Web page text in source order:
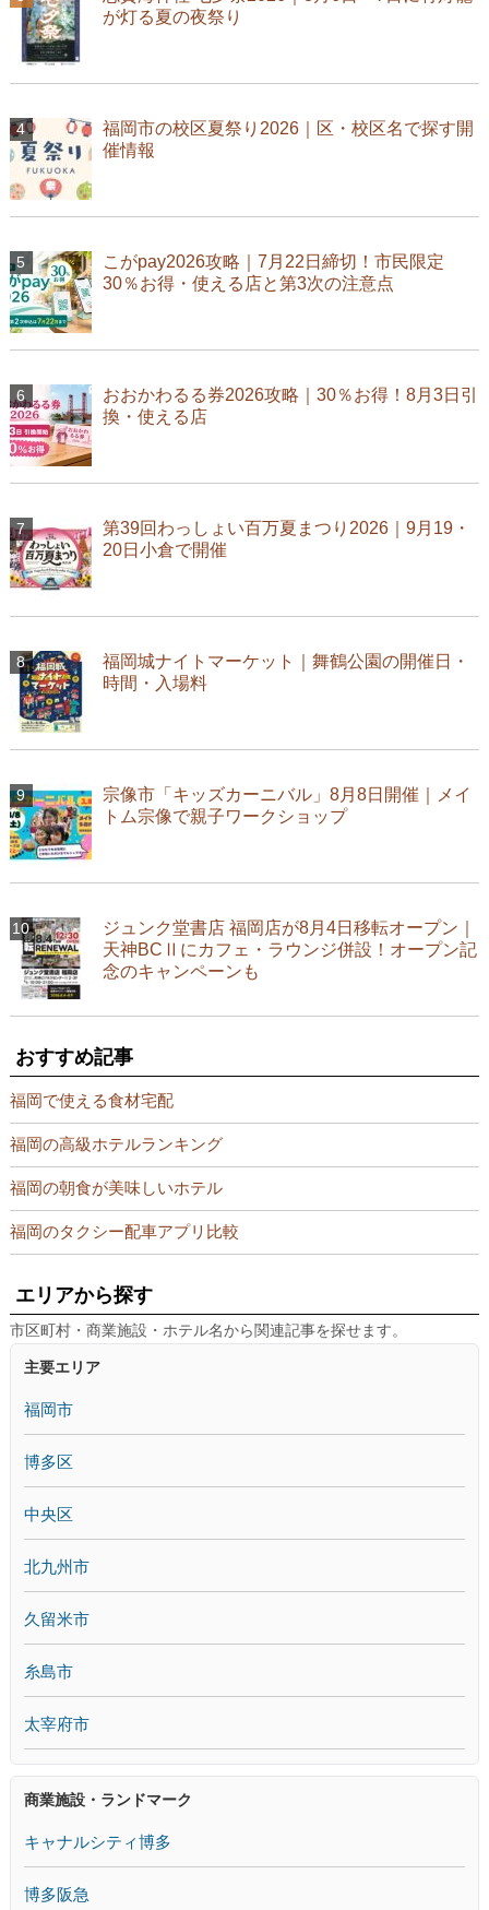
が灯る夏の夜祭り
福岡市の校区夏祭り2026｜区・校区名で探す開
催情報
こがpay2026攻略｜7月22日締切！市民限定
30％お得・使える店と第3次の注意点
おおかわるる券2026攻略｜30％お得！8月3日引
換・使える店
第39回わっしょい百万夏まつり2026｜9月19・
20日小倉で開催
福岡城ナイトマーケット｜舞鶴公園の開催日・
時間・入場料
宗像市「キッズカーニバル」8月8日開催｜メイ
トム宗像で親子ワークショップ
ジュンク堂書店 福岡店が8月4日移転オープン｜
天神BCⅡにカフェ・ラウンジ併設！オープン記
念のキャンペーンも
おすすめ記事
福岡で使える食材宅配
福岡の高級ホテルランキング
福岡の朝食が美味しいホテル
福岡のタクシー配車アプリ比較
エリアから探す
市区町村・商業施設・ホテル名から関連記事を探せます。
主要エリア
福岡市
博多区
中央区
北九州市
久留米市
糸島市
太宰府市
商業施設・ランドマーク
キャナルシティ博多
博多阪急